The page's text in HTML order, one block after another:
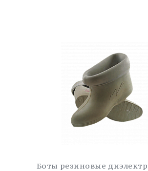
Боты резиновые